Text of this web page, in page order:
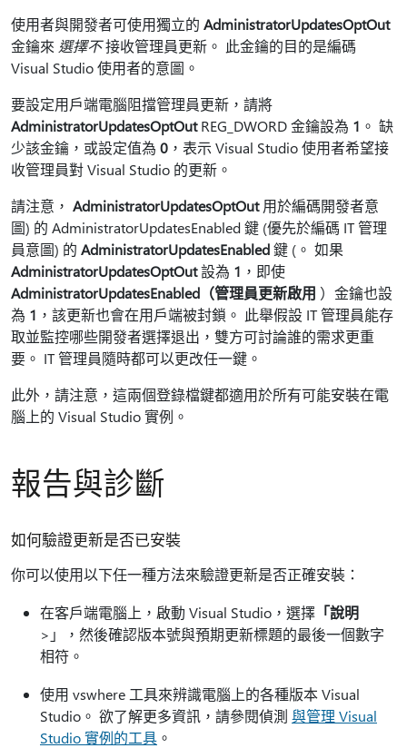
使用者與開發者可使用獨立的 AdministratorUpdatesOptOut
金鑰來 選擇不接收管理員更新。 此金鑰的目的是編碼
Visual Studio 使用者的意圖。
要設定用戶端電腦阻擋管理員更新，請將
AdministratorUpdatesOptOutREG_DWORD 金鑰設為 1 。 缺
少該金鑰，或設定值為 0 ，表示 Visual Studio 使用者希望接
收管理員對 Visual Studio 的更新。
請注意， AdministratorUpdatesOptOut用於編碼開發者意
圖) 的 AdministratorUpdatesEnabled 鍵 (優先於編碼 IT 管理
員意圖) 的 AdministratorUpdatesEnabled鍵 (。 如果
AdministratorUpdatesOptOut設為 1 ，即使
AdministratorUpdatesEnabled（管理員更新啟用 ）金鑰也設
為 1 ，該更新也會在用戶端被封鎖。 此舉假設 IT 管理員能存
取並監控哪些開發者選擇退出，雙方可討論誰的需求更重
要。 IT 管理員隨時都可以更改任一鍵。
此外，請注意，這兩個登錄檔鍵都適用於所有可能安裝在電
腦上的 Visual Studio 實例。
報告與診斷
如何驗證更新是否已安裝
你可以使用以下任一種方法來驗證更新是否正確安裝：
在客戶端電腦上，啟動 Visual Studio，選擇 「說明
>」，然後確認版本號與預期更新標題的最後一個數字
相符。
使用 vswhere 工具來辨識電腦上的各種版本 Visual
Studio。 欲了解更多資訊，請參閱偵測 與管理 Visual
Studio 實例的工具 。